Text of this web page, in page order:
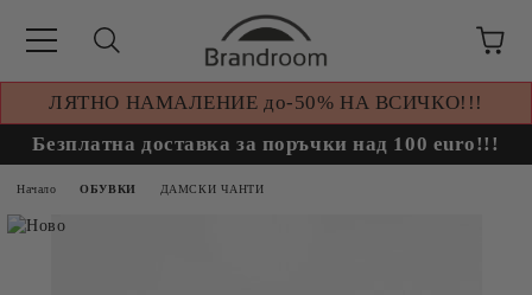
ЛЯТНО НАМАЛЕНИЕ до-50% НА ВСИЧКО!!!
Безплатна доставка за поръчки над 100 euro!!!
Начало ОБУВКИ ДАМСКИ ЧАНТИ